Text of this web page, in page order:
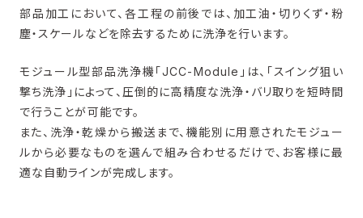
部品加工において、各工程の前後では、加工油・切りくず・粉
塵・スケールなどを除去するために洗浄を行います。
モジュール型部品洗浄機「JCC-Module」は、「スイング狙い
撃ち洗浄」によって、圧倒的に高精度な洗浄・バリ取りを短時間
で行うことが可能です。
また、洗浄・乾燥から搬送まで、機能別に用意されたモジュー
ルから必要なものを選んで組み合わせるだけで、お客様に最
適な自動ラインが完成します。